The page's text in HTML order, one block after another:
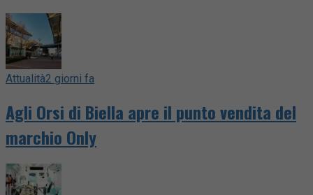
Attualità2 giorni fa
Agli Orsi di Biella apre il punto vendita del
marchio Only